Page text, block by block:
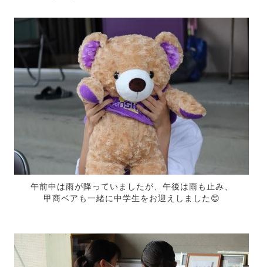
午前中は雨が降っていましたが、午後は雨も止み、
甲商ベアも一緒に中学生をお迎えしました😊